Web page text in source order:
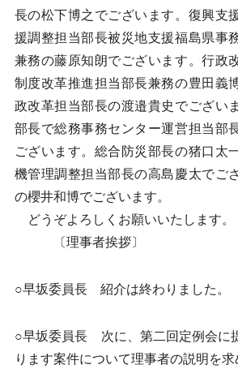
長の松下博之でございます。復興支
援調整担当部長被災地支援福島県事
兼務の藤原知朗でございます。行政
制度改革推進担当部長兼務の豊田義
政改革担当部長の渡邉貴史でござい
部長で総務事務センター運営担当部
ございます。総合防災部長の猪口太
機管理調整担当部長の高島慶太でご
の櫻井和博でございます。
どうぞよろしくお願いいたします。
〔理事者挨拶〕
○早坂委員長 紹介は終わりました。
○早坂委員長 次に、第二回定例会に
ります案件について理事者の説明を求